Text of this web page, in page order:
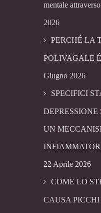
mentale
2026
PERCHÉ LA
POLIVAGALE
Giugno 2026
SPECIFICI
UN
22 Aprile 2026
COME LO
CAUSA